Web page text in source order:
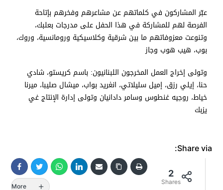
عبّر المشاركون في كلماتهم عن مشاعرهم وفخرهم بإتاحة
الفرصة لهم للمشاركة في هذا الحفل على مدرجات بعلبك،
وتنوعت معزوفاتهم ما بين شرقية وكلاسيكية ورومانسية، وروك،
بوب، هيب هوب وجاز
وتولى إخراج العمل المخرجون اللبنانيون: باسم كريستو، شادي
حنا، إيلي رزق، إميل سليلاتي، انغريد بواب، ميشال صليبا، ميرنا
خياط، روجيه غنطوس وسامر دادانيان وتولى إدارة الإنتاج غي
يزبك
Share via:
2
Shares
More